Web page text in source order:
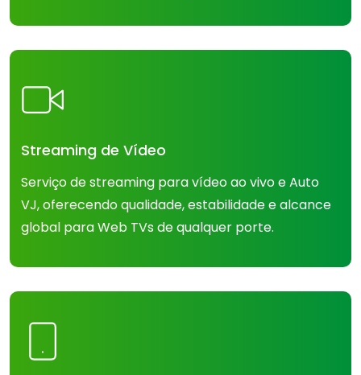
Streaming de Vídeo
Serviço de streaming para vídeo ao vivo e Auto
VJ, oferecendo qualidade, estabilidade e alcance
global para Web TVs de qualquer porte.